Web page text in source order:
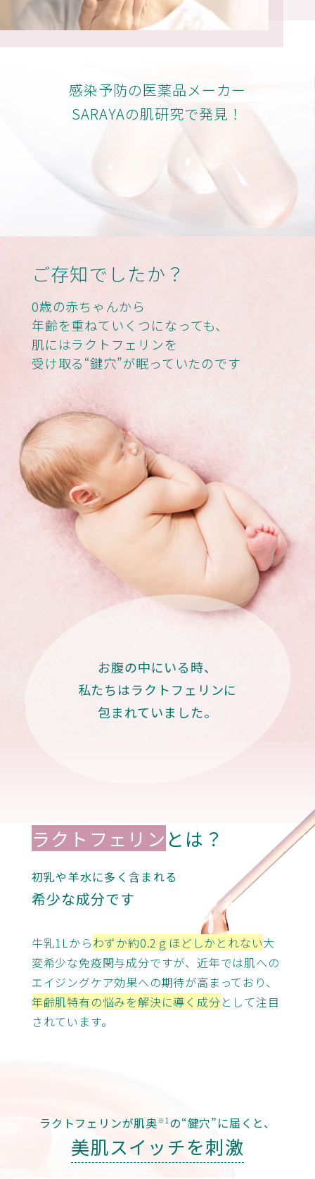
感染予防の医薬品メーカー
SARAYAの肌研究で発見！
ご存知でしたか？
0歳の赤ちゃんから
年齢を重ねていくつになっても、
肌にはラクトフェリンを
受け取る“鍵穴”が眠っていたのです
お腹の中にいる時、
私たちはラクトフェリンに
包まれていました。
ラクトフェリン とは？
初乳や羊水に多く含まれる
希少な成分です
牛乳1Lからわずか約0.2ｇほどしかとれない大
変希少な免疫関与成分ですが、近年では肌への
エイジングケア効果への期待が高まっており、
年齢肌特有の悩みを解決に導く成分として注目
されています。
ラクトフェリンが肌奥※1 の“鍵穴”に届くと、
美肌スイッチを刺激